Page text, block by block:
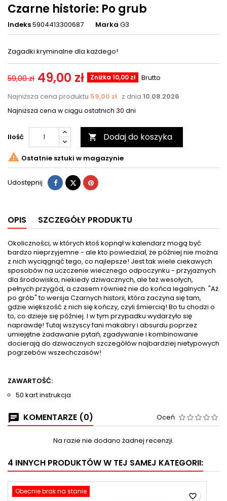
Czarne historie: Po grub
Indeks5904413300687 Marka G3
Zagadki kryminalne dla każdego!
59,00 zł 49,00 zł Zniżka 10,00 zł
Brutto
Najniższa cena produktu 59,00 zł z dnia 10.08.2026
Najniższa cena w ciągu ostatnich 30 dni
Ilość  Dodaj do koszyka
 Ostatnie sztuki w magazynie
Udostępnij Udostępnij
TweetujPinterest
OPIS SZCZEGÓŁY PRODUKTU
Okoliczności, w których ktoś kopnął w kalendarz mogą być
bardzo nieprzyjemne - ale kto powiedział, że później nie można
z nich wyciągnąć tego, co najlepsze! Jest tak wiele ciekawych
sposobów na uczczenie wiecznego odpoczynku - przyjaznych
dla środowiska, niekiedy dziwacznych, ale też wesołych,
pełnych przygód, a czasem również nie do końca legalnych. "Aż
po grób" to wersja Czarnych historii, która zaczyna się tam,
gdzie większość z nich się kończy, czyli śmiercią! Bo tu chodzi o
to, co dzieje się później. I w tym przypadku wydarzyło się
naprawdę! Tutaj wszyscy fani makabry i absurdu poprzez
umiejętne zadawanie pytań, zgadywanie i kombinowanie
docierają do dziwacznych szczegółów najbardziej nietypowych
pogrzebów wszechczasów!
ZAWARTOŚĆ:
50 kart instrukcja
KOMENTARZE (0) Oceń
Na razie nie dodano żadnej recenzji.
4 INNYCH PRODUKTÓW W TEJ SAMEJ KATEGORII:
Obecnie brak na stanie
favorite_border